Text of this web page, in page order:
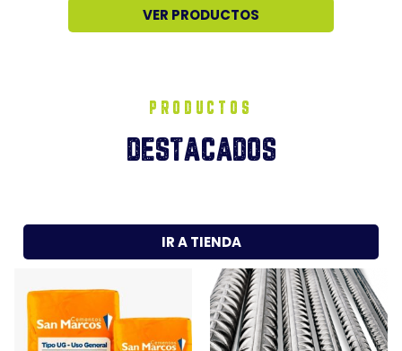
VER PRODUCTOS
PRODUCTOS
DESTACADOS
IR A TIENDA